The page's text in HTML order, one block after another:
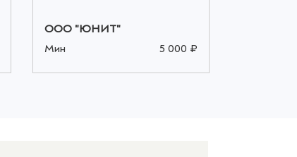
ООО "ЮНИТ"
Мин
5 000 ₽